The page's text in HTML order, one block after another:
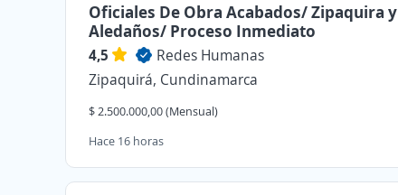
Oficiales De Obra Acabados/ Zipaquira y
Aledaños/ Proceso Inmediato
4,5
Redes Humanas
Zipaquirá, Cundinamarca
$ 2.500.000,00 (Mensual)
Hace 16 horas